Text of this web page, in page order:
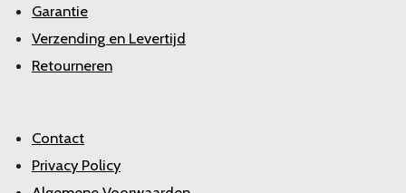
Garantie
Verzending en Levertijd
Retourneren
Contact
Privacy Policy